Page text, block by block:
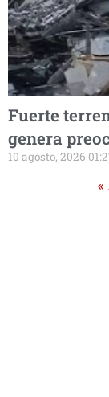
Fuerte
genera
10 agosto, 2026
«